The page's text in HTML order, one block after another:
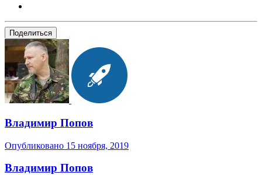
Поделиться
Владимир Попов
Опубликовано 15 ноября, 2019
Владимир Попов